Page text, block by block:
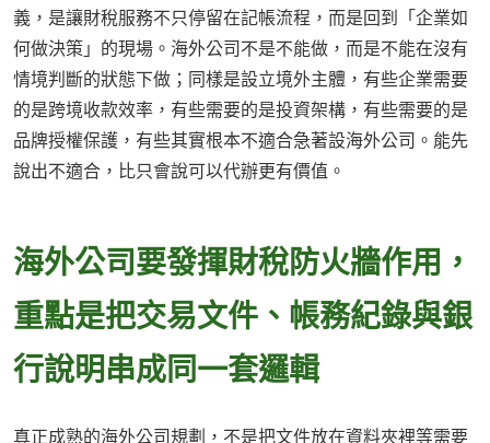
義，是讓財稅服務不只停留在記帳流程，而是回到「企業如
何做決策」的現場。海外公司不是不能做，而是不能在沒有
情境判斷的狀態下做；同樣是設立境外主體，有些企業需要
的是跨境收款效率，有些需要的是投資架構，有些需要的是
品牌授權保護，有些其實根本不適合急著設海外公司。能先
說出不適合，比只會說可以代辦更有價值。
海外公司要發揮財稅防火牆作用，
重點是把交易文件、帳務紀錄與銀
行說明串成同一套邏輯
真正成熟的海外公司規劃，不是把文件放在資料夾裡等需要